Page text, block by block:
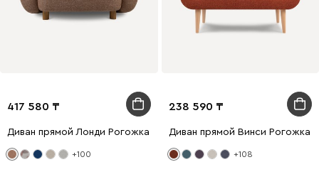
417 580
Диван прямой Лонди Рогожка Коричневый
+100
238 590
Диван прямой Винси Рогожка
+108